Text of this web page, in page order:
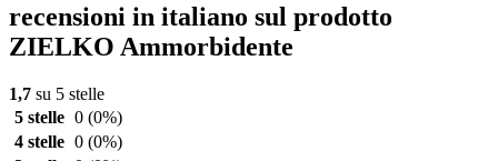
recensioni in italiano sul prodotto
ZIELKO Ammorbidente
1,7 su 5 stelle
5 stelle 0 (0%)
4 stelle 0 (0%)